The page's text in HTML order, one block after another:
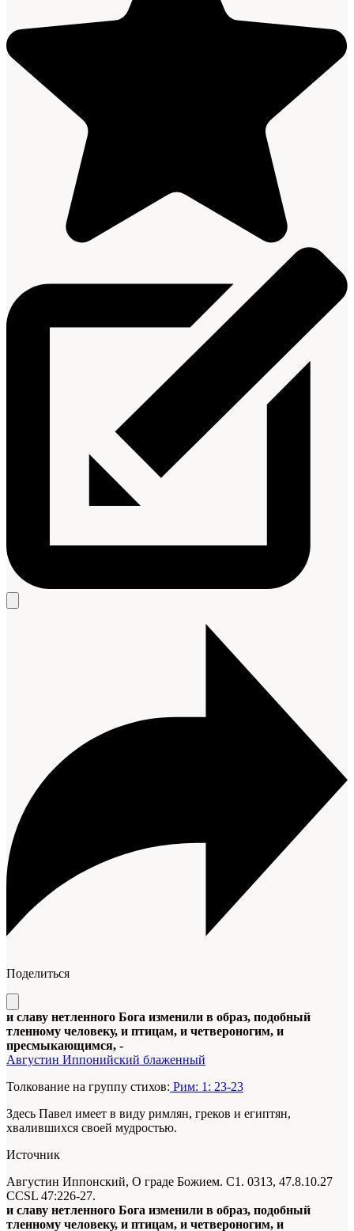
Поделиться
и славу нетленного Бога изменили в образ, подобный
тленному человеку, и птицам, и четвероногим, и
пресмыкающимся, -
Августин Иппонийский блаженный
Толкование на группу стихов: Рим: 1: 23-23
Здесь Павел имеет в виду римлян, греков и египтян,
хвалившихся своей мудростью.
Источник
Августин Иппонский, О граде Божием. С1. 0313, 47.8.10.27
CCSL 47:226-27.
и славу нетленного Бога изменили в образ, подобный
тленному человеку, и птицам, и четвероногим, и